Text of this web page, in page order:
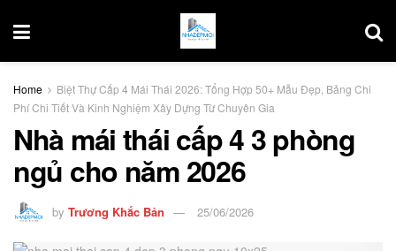
Home
Biệt Thự Cấp 4 Mái Thái 2026: Tổng Hợp 50+ Mẫu Đẹp, Bảng Chi
Phí Chi Tiết Và Kinh Nghiệm Xây Dựng Từ Chuyên Gia
Nhà mái thái cấp 4 3 phòng
ngủ cho năm 2026
by Trương Khắc Bản 25/06/2026